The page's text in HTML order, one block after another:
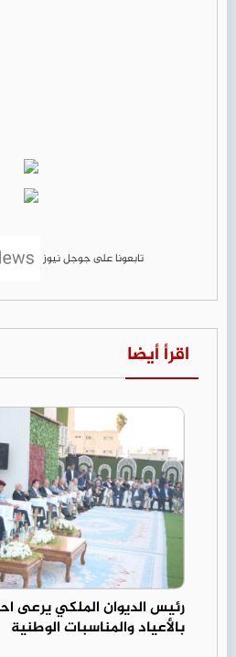
تابعونا على جوجل نيوز
اقرأ أيضا
رئيس الديوان الملكي يرعى
بالأعياد والمناسبات الوطنية